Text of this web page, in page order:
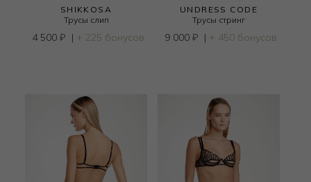
SHIKKOSA
Трусы слип
4 500 ₽ | + 225 бонусов
UNDRESS CODE
Трусы стринг
9 000 ₽ | + 450 бонусов